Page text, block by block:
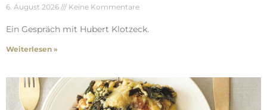
6. August 2026 Keine Kommentare
Ein Gespräch mit Hubert Klotzeck.
Weiterlesen »